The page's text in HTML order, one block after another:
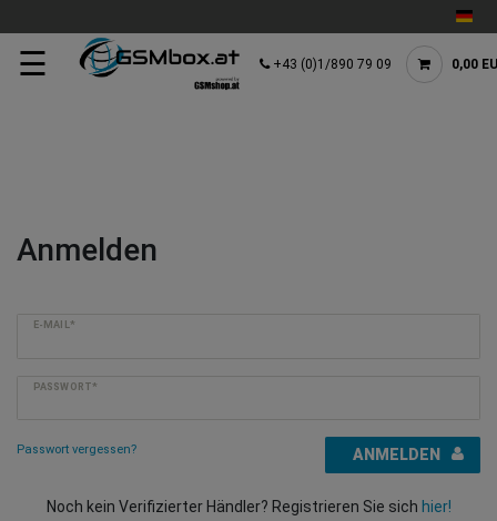
☰ +43 (0)1/890 79 09 0,00
Anmelden
E-MAIL*
PASSWORT*
Passwort vergessen? ANMELDEN
Noch kein Verifizierter Händler? Registrieren Sie sich hier!